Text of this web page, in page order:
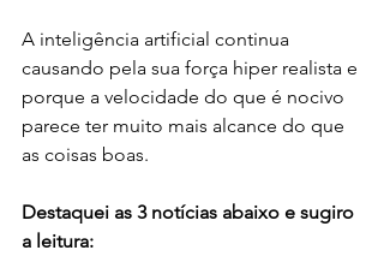
A inteligência artificial continua
causando pela sua força hiper realista e
porque a velocidade do que é nocivo
parece ter muito mais alcance do que
as coisas boas.
Destaquei as 3 notícias abaixo e sugiro
a leitura: